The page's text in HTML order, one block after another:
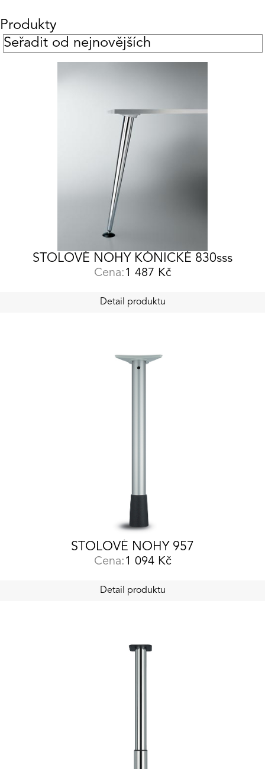
Produkty
STOLOVÉ NOHY KÓNICKÉ 830sss
Cena: 1 487 Kč
Detail produktu
STOLOVÉ NOHY 957
Cena: 1 094 Kč
Detail produktu